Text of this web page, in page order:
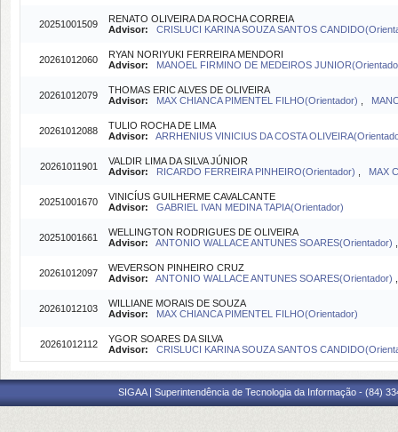
20251001509
RENATO OLIVEIRA DA ROCHA CORREIA
Advisor:
CRISLUCI KARINA SOUZA SANTOS
20261012060
RYAN NORIYUKI FERREIRA MENDORI
Advisor:
MANOEL FIRMINO DE MEDEIROS
20261012079
THOMAS ERIC ALVES DE OLIVEIRA
Advisor:
MAX CHIANCA PIMENTEL FILHO(Orientador)
20261012088
TULIO ROCHA DE LIMA
Advisor:
ARRHENIUS VINICIUS DA COSTA
20261011901
VALDIR LIMA DA SILVA JÚNIOR
Advisor:
RICARDO FERREIRA PINHEIRO(Orientador) MAX
20251001670
VINICÍUS GUILHERME CAVALCANTE
Advisor:
GABRIEL IVAN MEDINA TAPIA(Orientador)
20251001661
WELLINGTON RODRIGUES DE OLIVEIRA
Advisor:
ANTONIO WALLACE ANTUNES SOARES(Orientador)
20261012097
WEVERSON PINHEIRO CRUZ
Advisor:
ANTONIO WALLACE ANTUNES SOARES(Orientador)
20261012103
WILLIANE MORAIS DE SOUZA
Advisor:
MAX CHIANCA PIMENTEL FILHO(Orientador)
20261012112
YGOR SOARES DA SILVA
Advisor:
CRISLUCI KARINA SOUZA SANTOS
SIGAA | Superintendência de Tecnologia da Informação - (84)